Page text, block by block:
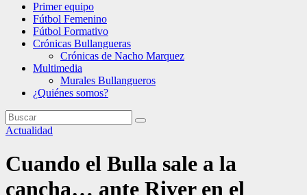
Primer equipo
Fútbol Femenino
Fútbol Formativo
Crónicas Bullangueras
Crónicas de Nacho Marquez
Multimedia
Murales Bullangueros
¿Quiénes somos?
Actualidad
Cuando el Bulla sale a la
cancha… ante River en el